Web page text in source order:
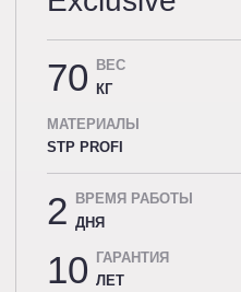
70
ВЕС
КГ
МАТЕРИАЛЫ
STP PROFI
2
ВРЕМЯ РАБОТЫ
ДНЯ
10
ГАРАНТИЯ
ЛЕТ